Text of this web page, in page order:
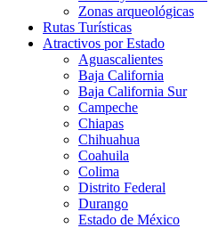
Zonas arqueológicas
Rutas Turísticas
Atractivos por Estado
Aguascalientes
Baja California
Baja California Sur
Campeche
Chiapas
Chihuahua
Coahuila
Colima
Distrito Federal
Durango
Estado de México